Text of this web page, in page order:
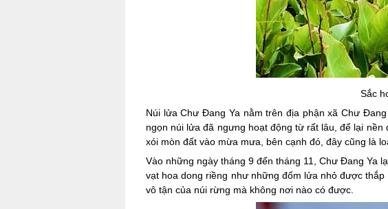
Sắc
Núi lửa Chư Đang Ya nằm trên địa phận xã Chư
ngọn núi lửa đã ngưng hoạt động từ rất lâu, để lại
xói mòn đất vào mừa mưa, bên cạnh đó, đây cũng là
Vào những ngày tháng 9 đến tháng 11, Chư Đang Ya
vạt hoa dong riềng như những đốm lửa nhỏ được
vô tận của núi rừng mà không nơi nào có được.